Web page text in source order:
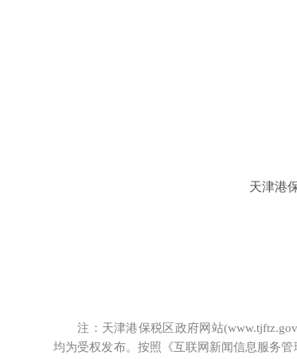
天津港
注：天津港保税区政府网站
均为受权发布。按照《互联网新闻信息服务管